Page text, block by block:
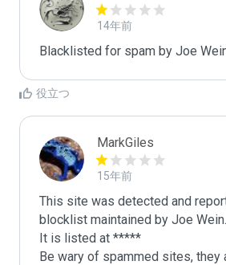
14年前
Blacklisted for spam by Joe
役立つ
MarkGiles
15年前
This site was detected and
blocklist maintained by Joe Wein.
It is listed at *****
Be wary of spammed sites, they